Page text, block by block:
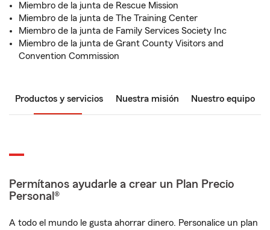
Miembro de la junta de Rescue Mission
Miembro de la junta de The Training Center
Miembro de la junta de Family Services Society Inc
Miembro de la junta de Grant County Visitors and
Convention Commission
Productos y servicios Nuestra misión Nuestro equipo
Permítanos ayudarle a crear un Plan Precio
Personal®
A todo el mundo le gusta ahorrar dinero. Personalice un plan